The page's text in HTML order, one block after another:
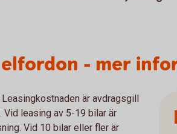
- mer
är avdragsgill
leasing av 5-19 bilar är
Vid 10 bilar eller fler är